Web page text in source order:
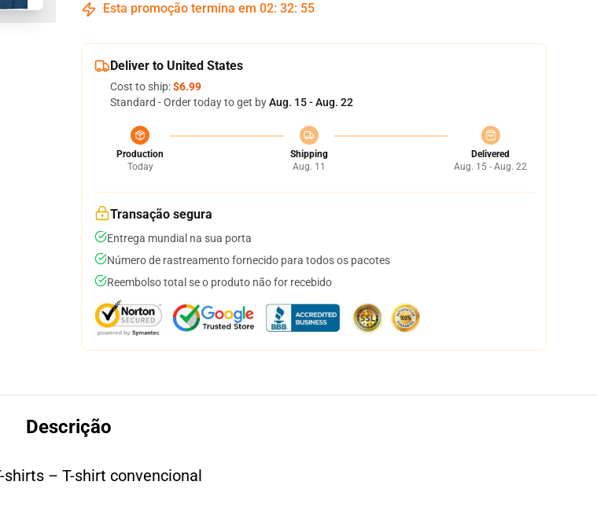
Esta promoção termina em 02: 32: 54
Deliver to United States
Cost to ship:$6.99
Standard - Order today to get byAug. 15 - Aug. 22
Production
Today
Shipping
Aug. 11
Delivered
Aug. 15 - Aug. 22
Transação segura
Entrega mundial na sua porta
Número de rastreamento fornecido para todos os pacotes
Reembolso total se o produto não for recebido
Descrição
shirts – T-shirt convencional